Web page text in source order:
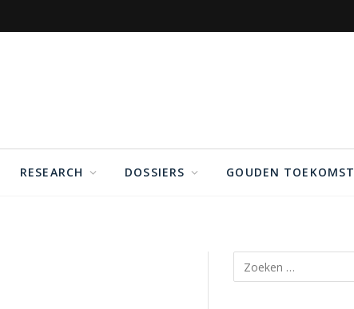
RESEARCH DOSSIERS GOUDEN TOEKOMST